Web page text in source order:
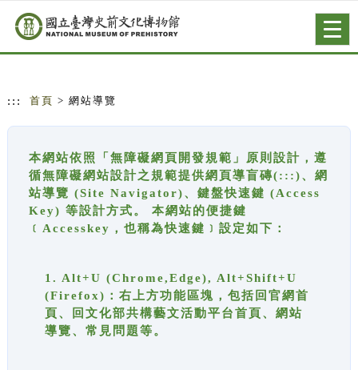
跳到主要內容
網站導覽
::: 首頁 > 網站導覽
本網站依照「無障礙網頁開發規範」原則設計，遵
循無障礙網站設計之規範提供網頁導盲磚(:::)、網
站導覽 (Site Navigator)、鍵盤快速鍵 (Access
Key) 等設計方式。 本網站的便捷鍵
﹝Accesskey，也稱為快速鍵﹞設定如下：
1. Alt+U (Chrome,Edge), Alt+Shift+U
(Firefox)：右上方功能區塊，包括回官網首
頁、回文化部共構藝文活動平台首頁、網站
導覽、常見問題等。